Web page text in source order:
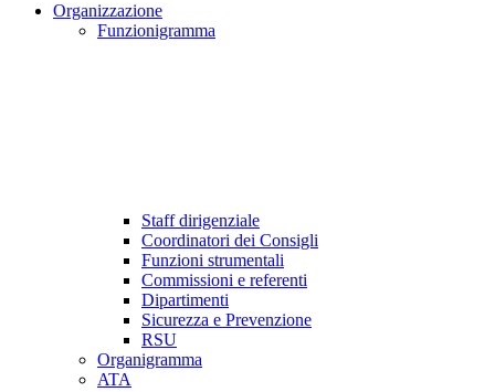
Organizzazione
Funzionigramma
Staff dirigenziale
Coordinatori dei Consigli
Funzioni strumentali
Commissioni e referenti
Dipartimenti
Sicurezza e Prevenzione
RSU
Organigramma
ATA